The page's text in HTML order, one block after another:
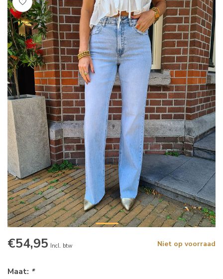
€54,95 Incl. btw Niet op voorraad
Maat: *